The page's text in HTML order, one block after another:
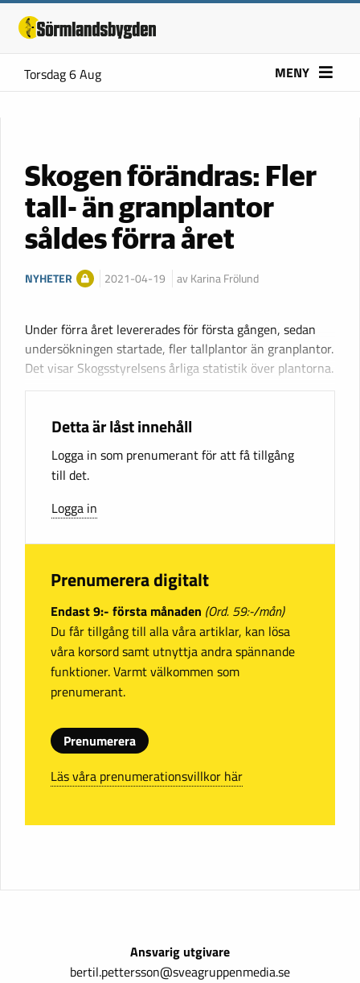
Torsdag 6 Aug MENY
Skogen förändras: Fler
tall- än granplantor
såldes förra året
NYHETER 2021-04-19 av Karina Frölund
Under förra året levererades för första gången, sedan
undersökningen startade, fler tallplantor än granplantor.
Det visar Skogsstyrelsens årliga statistik över plantorna.
Detta är låst innehåll
Logga in som prenumerant för att få tillgång
till det.
Logga in
Prenumerera digitalt
Endast 9:- första månaden (Ord. 59:-/mån)
Du får tillgång till alla våra artiklar, kan lösa
våra korsord samt utnyttja andra spännande
funktioner. Varmt välkommen som
prenumerant.
Prenumerera
Läs våra prenumerationsvillkor här
Ansvarig utgivare
bertil.pettersson@sveagruppenmedia.se